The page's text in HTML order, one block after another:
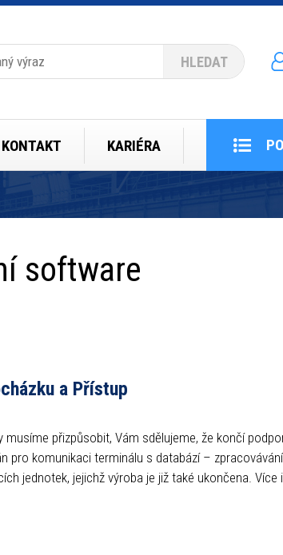
účtu
KONTAKT KARIÉRA
software
a Přístup
přizpůsobit, Vám sdělujeme, že končí
pro komunikaci terminálu s databází –
jednotek, jejichž výroba je již také ukončena.